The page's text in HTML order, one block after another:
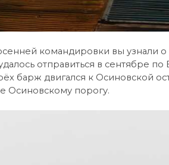
командировки вы узнали о
отправиться в сентябре
барж двигался к Осиновской
Осиновскому порогу.